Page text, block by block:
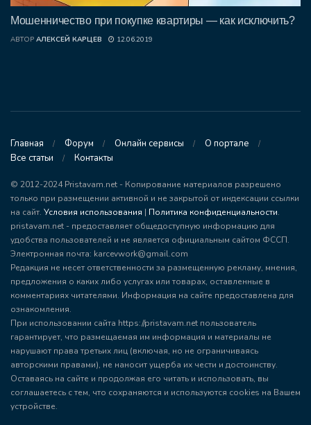
Мошенничество при покупке квартиры — как исключить?
АВТОР АЛЕКСЕЙ КАРЦЕВ 12.06.2019
Главная Форум Онлайн сервисы
О портале
Все статьи
Контакты
© 2012-2024 Pristavam.net - Копирование материалов разрешено
только при размещении активной и не закрытой от индексации ссылки
на сайт. Условия использования | Политика конфиденциальности.
pristavam.net - предоставляет общедоступную информацию для
удобства пользователей и не является официальным сайтом ФССП.
Электронная почта: karcevwork@gmail.com
Редакция не несет ответственности за размещенную рекламу, мнения,
предложения о каких либо услугах или товарах, оставленные в
комментариях читателями. Информация на сайте предоставлена для
ознакомления.
При использовании сайта https://pristavam.net пользователь
гарантирует, что размещаемая им информация и материалы не
нарушают права третьих лиц (включая, но не ограничиваясь
авторскими правами), не наносит ущерба их чести и достоинству.
Оставаясь на сайте и продолжая его читать и использовать, вы
соглашаетесь с тем, что сохраняются и используются cookies на Вашем
устройстве.